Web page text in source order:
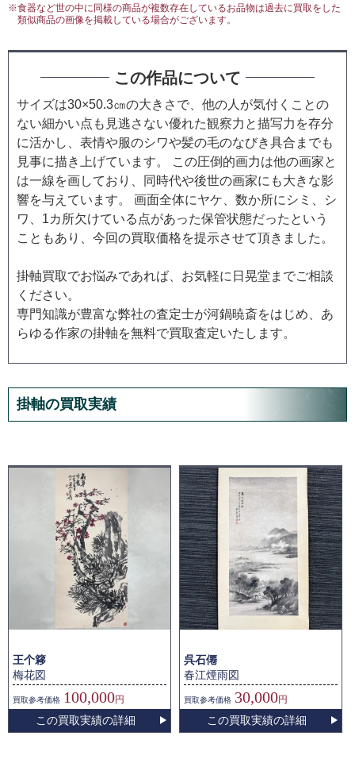
※食器など世の中に同様の商品が複数存在しているお品物は過去に買取をした
類似商品の画像を掲載している場合がございます。
この作品について
サイズは30×50.3㎝の大きさで、他の人が気付くことの
ない細かい点も見逃さない優れた観察力と描写力を存分
に活かし、表情や服のシワや髪の毛のなびき具合までも
見事に描き上げています。 この圧倒的画力は他の画家と
は一線を画しており、同時代や後世の画家にも大きな影
響を与えています。 画面全体にヤケ、数か所にシミ、シ
ワ、1カ所欠けている点があった保管状態だったという
こともあり、今回の買取価格を提示させて頂きました。
掛軸買取でお悩みであれば、お気軽に日晃堂までご相談
ください。
専門知識が豊富な弊社の査定士が河鍋暁斎をはじめ、あ
らゆる作家の掛軸を無料で買取査定いたします。
掛軸の買取実績
王个簃
梅花図
買取参考価格 100,000円
この買取実績の詳細
呉石僊
春江煙雨図
買取参考価格 30,000円
この買取実績の詳細